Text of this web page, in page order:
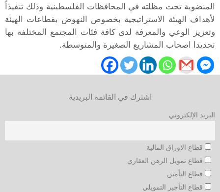
المنضوية تحت مظلته في المحافظات الفلسطينية وذلك تنفيذاً
لأهداف الهيئة الاستراتيجية بخصوص النهوض بقطاعات الهيئة
وتعزيز الوعي والمعرفة لدى كافة فئات المجتمع المختلفة بها
تحديدا اصحاب المشاريع الصغيرة والمتوسطة.
اشترك في القائمة البريدية
البريد الإلكتروني
قطاع الاوراق المالية
قطاع تمويل الرهن العقاري
قطاع التأمين
قطاع التأجير التمويلي